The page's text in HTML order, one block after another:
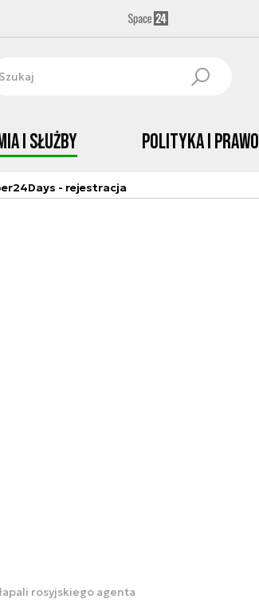
i Służby Polityka i prawo
- rejestracja
rosyjskiego agenta